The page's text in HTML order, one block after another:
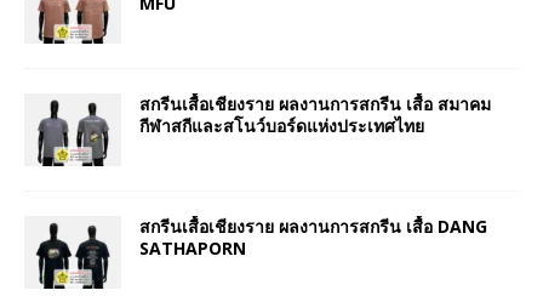
สกรีนเสื้อเชียงราย ผลงานการสกรีน เสื้อ สมาคม
กีฬาสกีและสโนว์บอร์ดแห่งประเทศไทย
สกรีนเสื้อเชียงราย ผลงานการสกรีน เสื้อ DANG
SATHAPORN